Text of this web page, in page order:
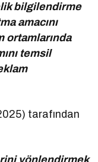
bilgilendirme
amacını
ortamlarında
temsil
tarafından